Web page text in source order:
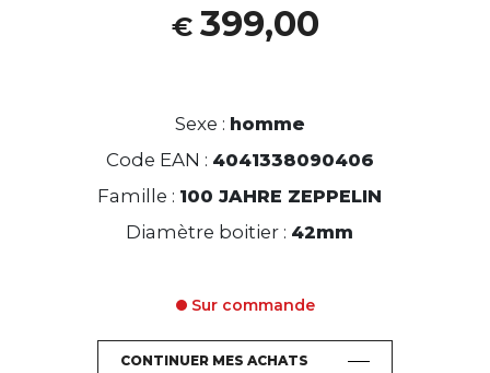
€ 399,00
Sexe : homme
Code EAN : 4041338090406
Famille : 100 JAHRE ZEPPELIN
Diamètre boitier : 42mm
Sur commande
CONTINUER MES ACHATS